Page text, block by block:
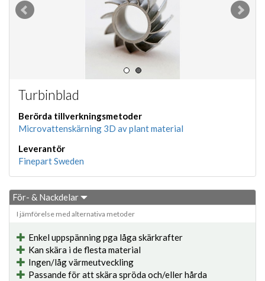
Turbinblad
Berörda tillverkningsmetoder
Microvattenskärning 3D av plant material
Leverantör
Finepart Sweden
För- & Nackdelar
I jämförelse med alternativa metoder
Enkel uppspänning pga låga skärkrafter
Kan skära i de flesta material
Ingen/låg värmeutveckling
Passande för att skära spröda och/eller hårda